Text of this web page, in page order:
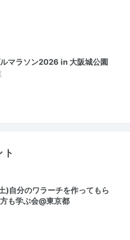
マラソン2026 in 大阪城公園
)自分のワラーチを作ってもら
も学ぶ会@東京都